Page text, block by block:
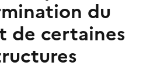
du
de certaines